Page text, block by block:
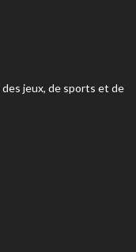
des jeux, de sports et de